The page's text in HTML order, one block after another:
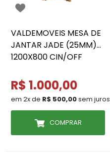
VALDEMOVEIS MESA DE
JANTAR JADE (25MM)
1200X800 CIN/OFF
R$ 1.000,00
em 2x de R$ 500,00sem juros
COMPRAR